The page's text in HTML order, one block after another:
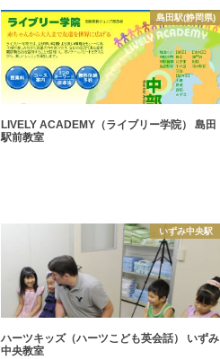
島田駅(静岡県)
LIVELY ACADEMY（ライブリー学院） 島田
駅前教室
いずみ中央駅
ハーツキッズ（ハーツこども英会話） いずみ
中央教室